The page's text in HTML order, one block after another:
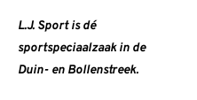
L.J. Sport is dé
sportspeciaalzaak in de
Duin- en Bollenstreek.